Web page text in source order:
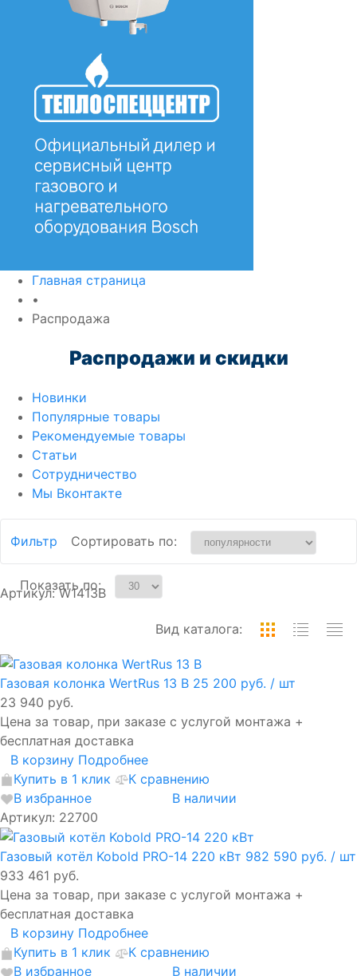
Главная страница
•
Распродажа
Распродажи и скидки
Новинки
Популярные товары
Рекомендуемые товары
Статьи
Сотрудничество
Мы Вконтакте
Фильтр Сортировать по:
Показать по:
Вид каталога:
Артикул: W1413B
Газовая колонка WertRus 13 B 25 200 руб. / шт
23 940 руб.
Цена за товар, при заказе с услугой монтажа +
бесплатная доставка
В корзину Подробнее
Купить в 1 клик
К сравнению
В избранное
В наличии
Артикул: 22700
Газовый котёл Kobold PRO-14 220 кВт 982 590 руб. / шт
933 461 руб.
Цена за товар, при заказе с услугой монтажа +
бесплатная доставка
В корзину Подробнее
Купить в 1 клик
К сравнению
В избранное
В наличии